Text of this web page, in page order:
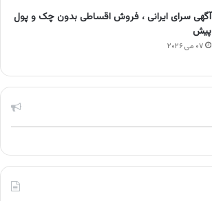
آگهی سرای ایرانی ، فروش اقساطی بدون چک و پول
پیش
۰۷ می ۲۰۲۶